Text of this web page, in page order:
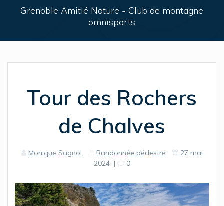
Grenoble Amitié Nature - Club de montagne
omnisports
Tour des Rochers
de Chalves
Monique Sagnol Randonnée pédestre
27 mai
2024| 0